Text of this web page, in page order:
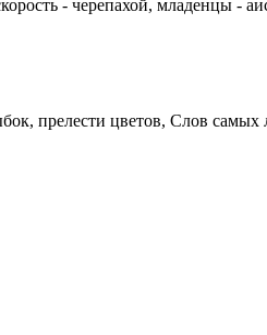
- черепахой, младенцы
прелести цветов, Слов